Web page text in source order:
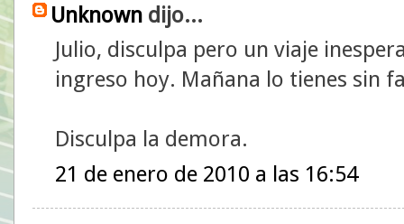
Unknown dijo...
Julio, disculpa pero un viaje
ingreso hoy. Mañana lo tienes sin
Disculpa la demora.
21 de enero de 2010 a las 16:54